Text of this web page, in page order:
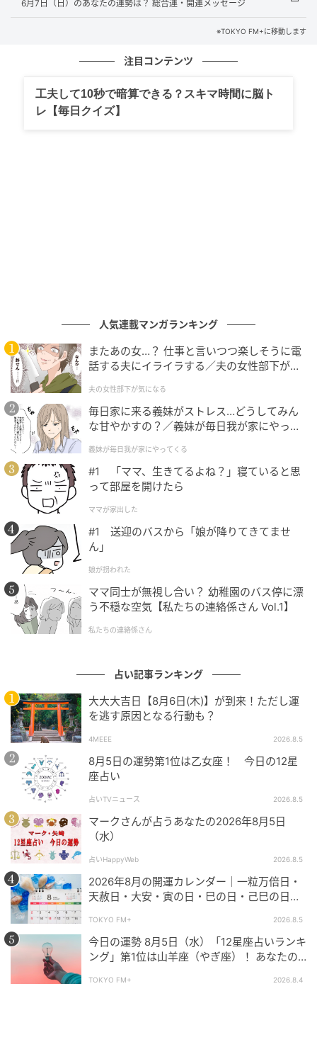
6月7日（日）のあなたの運勢は？ 総合運・開運メッセージ
※TOKYO FM+に移動します
注目コンテンツ
工夫して10秒で暗算できる？スキマ時間に脳ト
レ【毎日クイズ】
人気連載マンガランキング
またあの女…？ 仕事と言いつつ楽しそうに電
話する夫にイライラする／夫の女性部下が気
夫の女性部下が気になる
毎日家に来る義妹がストレス…どうしてみん
な甘やかすの？／義妹が毎日我が家にやって
が】
義妹が毎日我が家にやってくる
#1 「ママ、生きてるよね？」寝ていると思
って部屋を開けたら
ママが家出した
#1 送迎のバスから「娘が降りてきてませ
ん」
娘が拐われた
ママ同士が無視し合い？ 幼稚園のバス停に漂
う不穏な空気【私たちの連絡係さん Vol.1】
私たちの連絡係さん
占い記事ランキング
大大大吉日【8月6日(木)】が到来！ただし運
を逃す原因となる行動も？
4MEEE 2026.8.5
8月5日の運勢第1位は乙女座！ 今日の12星
座占い
占いTVニュース 2026.8.5
マークさんが占うあなたの2026年8月5日
（水）
占いHappyWeb 2026.8.5
2026年8月の開運カレンダー｜一粒万倍日・
天赦日・大安・寅の日・巳の日・己巳の日…8
こと、NG行動などを解説
TOKYO FM+ 2026.8.5
今日の運勢 8月5日（水）「12星座占いランキ
ング」第1位は山羊座（やぎ座）！ あなたの
TOKYO FM+ 2026.8.4